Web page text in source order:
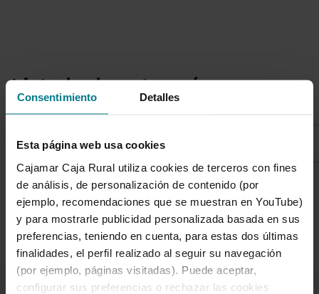
Consentimiento Detalles
Esta página web usa cookies
Cajamar Caja Rural utiliza cookies de terceros con fines
de análisis, de personalización de contenido (por
ejemplo, recomendaciones que se muestran en YouTube)
y para mostrarle publicidad personalizada basada en sus
preferencias, teniendo en cuenta, para estas dos últimas
finalidades, el perfil realizado al seguir su navegación
(por ejemplo, páginas visitadas). Puede aceptar,
configurar sus preferencias o rechazar las cookies
Listado de categorías
Sostenibilidad
1 de 7